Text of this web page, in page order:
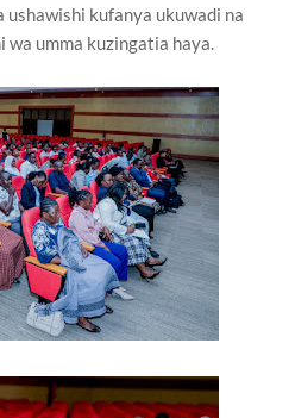
kufanya ukuwadi na
umma kuzingatia haya.